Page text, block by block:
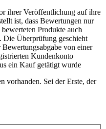
ihrer Veröffentlichung auf ihre
ist, dass Bewertungen nur
Produkte auch
Die Überprüfung geschieht
von einer
Kundenkonto
ein Kauf getätigt wurde
vorhanden. Sei der Erste, der